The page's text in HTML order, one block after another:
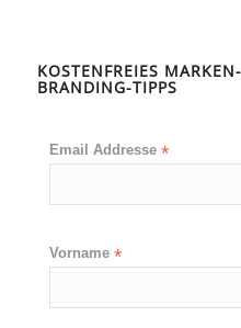
KOSTENFREIES
BRANDING-TIPPS
Email Addresse*
Vorname*